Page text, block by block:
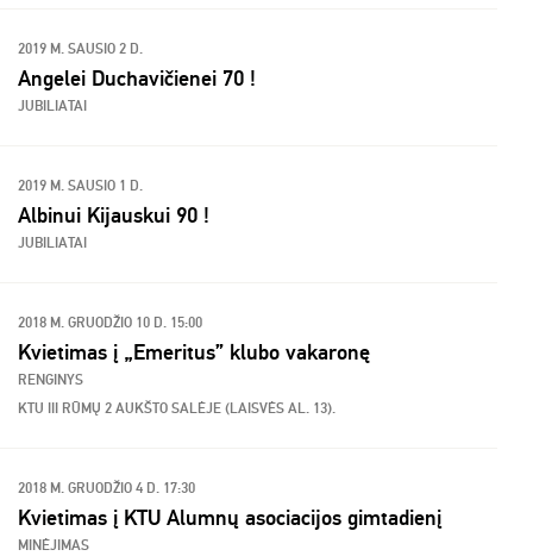
2019 M. SAUSIO 2 D.
Angelei Duchavičienei 70 !
JUBILIATAI
2019 M. SAUSIO 1 D.
Albinui Kijauskui 90 !
JUBILIATAI
2018 M. GRUODŽIO 10 D. 15:00
Kvietimas į „Emeritus” klubo vakaronę
RENGINYS
KTU III RŪMŲ 2 AUKŠTO SALĖJE (LAISVĖS AL. 13).
2018 M. GRUODŽIO 4 D. 17:30
Kvietimas į KTU Alumnų asociacijos gimtadienį
MINĖJIMAS